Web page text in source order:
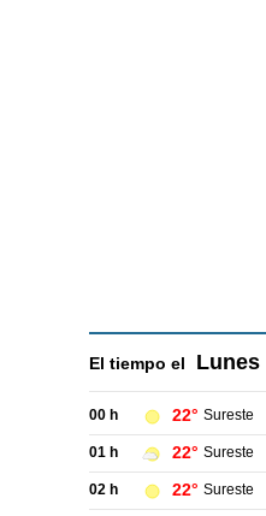
El tiempo el Lunes
00 h 22° Sureste
01 h 22° Sureste
02 h 22° Sureste